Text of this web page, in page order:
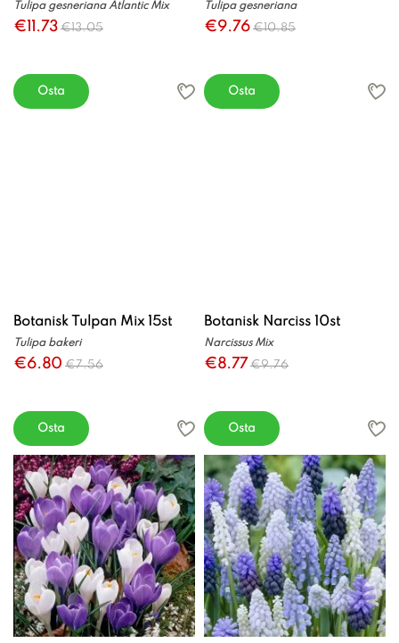
Tulipa gesneriana Atlantic Mix
€11.73 €13.05
Osta
Tulipa gesneriana
€9.76 €10.85
Osta
Botanisk Tulpan Mix 15st
Tulipa bakeri
€6.80 €7.56
Osta
Botanisk Narciss 10st
Narcissus Mix
€8.77 €9.76
Osta